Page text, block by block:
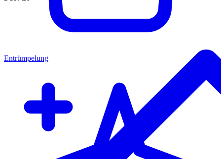
Entrümpelung